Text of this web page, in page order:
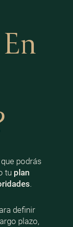
podrás
tu plan
.
definir
plazo,